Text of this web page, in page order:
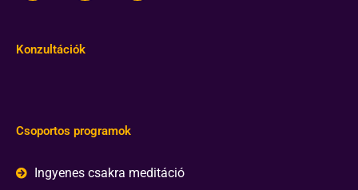
Konzultációk
Csoportos programok
Ingyenes csakra meditáció